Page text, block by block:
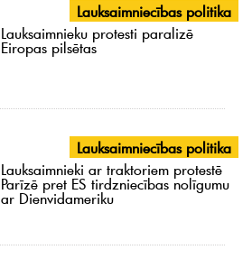
Lauksaimniecības politika
Lauksaimnieku protesti paralizē
Eiropas pilsētas
Lauksaimniecības politika
Lauksaimnieki ar traktoriem protestē
Parīzē pret ES tirdzniecības nolīgumu
ar Dienvidameriku